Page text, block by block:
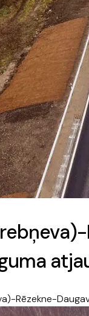
Rēzekne-